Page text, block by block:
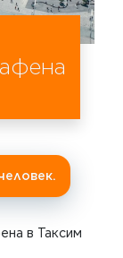
в Таксим